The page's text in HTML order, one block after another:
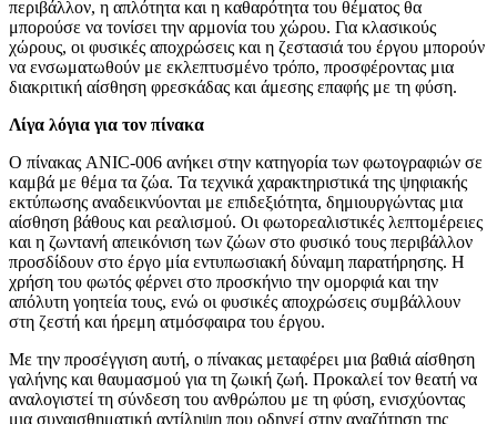
περιβάλλον, η απλότητα και η καθαρότητα του θέματος θα
μπορούσε να τονίσει την αρμονία του χώρου. Για κλασικούς
χώρους, οι φυσικές αποχρώσεις και η ζεστασιά του έργου μπορούν
να ενσωματωθούν με εκλεπτυσμένο τρόπο, προσφέροντας μια
διακριτική αίσθηση φρεσκάδας και άμεσης επαφής με τη φύση.
Λίγα λόγια για τον πίνακα
Ο πίνακας ANIC-006 ανήκει στην κατηγορία των φωτογραφιών σε
καμβά με θέμα τα ζώα. Τα τεχνικά χαρακτηριστικά της ψηφιακής
εκτύπωσης αναδεικνύονται με επιδεξιότητα, δημιουργώντας μια
αίσθηση βάθους και ρεαλισμού. Οι φωτορεαλιστικές λεπτομέρειες
και η ζωντανή απεικόνιση των ζώων στο φυσικό τους περιβάλλον
προσδίδουν στο έργο μία εντυπωσιακή δύναμη παρατήρησης. Η
χρήση του φωτός φέρνει στο προσκήνιο την ομορφιά και την
απόλυτη γοητεία τους, ενώ οι φυσικές αποχρώσεις συμβάλλουν
στη ζεστή και ήρεμη ατμόσφαιρα του έργου.
Με την προσέγγιση αυτή, ο πίνακας μεταφέρει μια βαθιά αίσθηση
γαλήνης και θαυμασμού για τη ζωική ζωή. Προκαλεί τον θεατή να
αναλογιστεί τη σύνδεση του ανθρώπου με τη φύση, ενισχύοντας
μια συναισθηματική αντίληψη που οδηγεί στην αναζήτηση της